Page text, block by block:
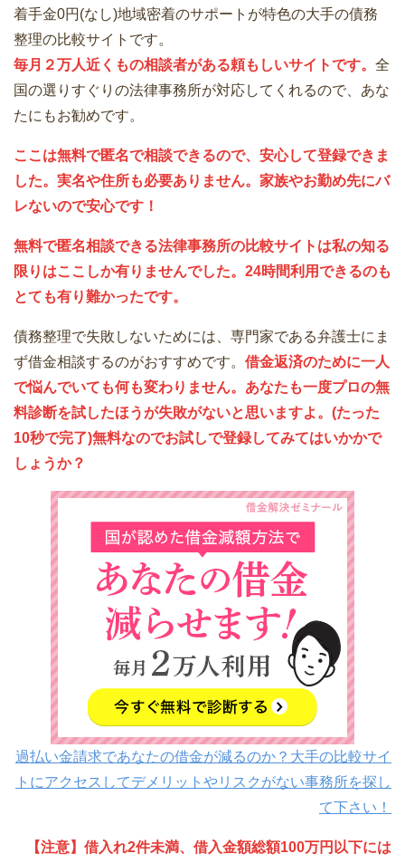
着手金0円(なし)地域密着のサポートが特色の大手の債務
整理の比較サイトです。
毎月２万人近くもの相談者がある頼もしいサイトです。 全
国の選りすぐりの法律事務所が対応してくれるので、あな
たにもお勧めです。
ここは無料で匿名で相談できるので、安心して登録できま
した。実名や住所も必要ありません。家族やお勤め先にバ
レないので安心です！
無料で匿名相談できる法律事務所の比較サイトは私の知る
限りはここしか有りませんでした。24時間利用できるのも
とても有り難かったです。
債務整理で失敗しないためには、専門家である弁護士にま
ず借金相談するのがおすすめです。 借金返済のために一人
で悩んでいても何も変わりません。あなたも一度プロの無
料診断を試したほうが失敗がないと思いますよ。(たった
10秒で完了)無料なのでお試しで登録してみてはいかかで
しょうか？
過払い金請求であなたの借金が減るのか？大手の比較サイ
トにアクセスしてデメリットやリスクがない事務所を探し
て下さい！
【注意】借入れ2件未満、借入金額総額100万円以下には